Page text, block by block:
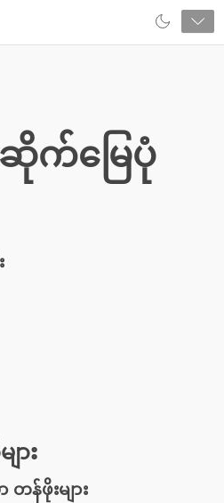
က်မြေပုံ
ား
န်ဖိုးများ